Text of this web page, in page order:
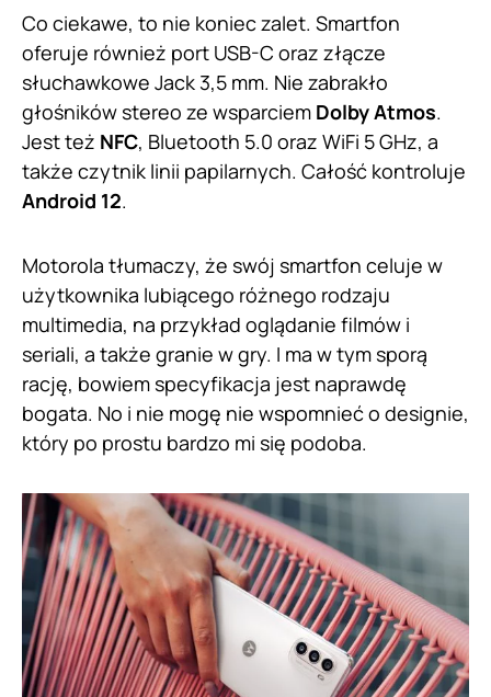
Co ciekawe, to nie koniec zalet. Smartfon
oferuje również port USB-C oraz złącze
słuchawkowe Jack 3,5 mm. Nie zabrakło
głośników stereo ze wsparciem Dolby Atmos.
Jest też NFC, Bluetooth 5.0 oraz WiFi 5 GHz, a
także czytnik linii papilarnych. Całość kontroluje
Android 12.
Motorola tłumaczy, że swój smartfon celuje w
użytkownika lubiącego różnego rodzaju
multimedia, na przykład oglądanie filmów i
seriali, a także granie w gry. I ma w tym sporą
rację, bowiem specyfikacja jest naprawdę
bogata. No i nie mogę nie wspomnieć o designie,
który po prostu bardzo mi się podoba.